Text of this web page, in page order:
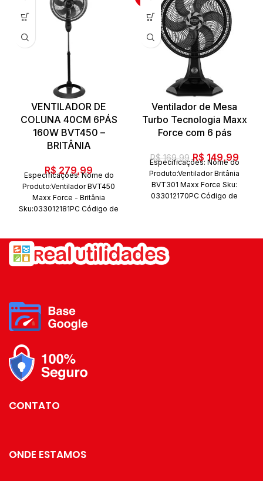
VENTILADOR DE
COLUNA 40CM 6PÁS
160W BVT450 –
BRITÂNIA
R$ 279,99
Especificações: Nome do
Produto:Ventilador BVT450
Maxx Force - Britânia
Sku:033012181PC Código de
embalagem: 01 Peça
Ventilador de Mesa
Turbo Tecnologia Maxx
Force com 6 pás
R$169,99 O
preço
original
era:
R$ 149,99O
Especificações: Nome do
Produto:Ventilador Britânia
BVT301 Maxx Force Sku:
033012170PC Código de
CONTATO
ONDE ESTAMOS